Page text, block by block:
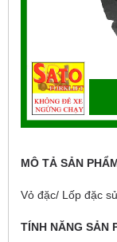
MÔ TẢ SẢN
Vỏ đặc/ Lốp đặc
TÍNH NĂNG SẢN